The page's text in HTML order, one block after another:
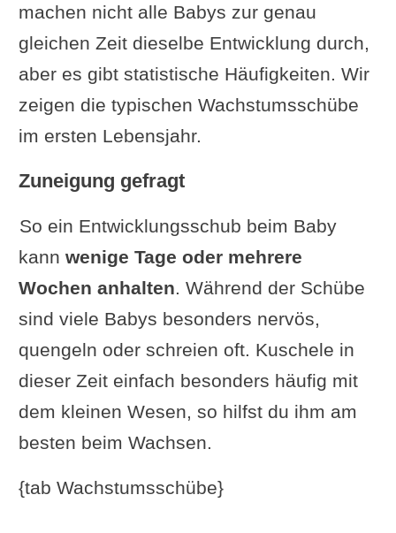
machen nicht alle Babys zur genau
gleichen Zeit dieselbe Entwicklung durch,
aber es gibt statistische Häufigkeiten. Wir
zeigen die typischen Wachstumsschübe
im ersten Lebensjahr.
Zuneigung gefragt
So ein Entwicklungsschub beim Baby
kann wenige Tage oder mehrere
Wochen anhalten. Während der Schübe
sind viele Babys besonders nervös,
quengeln oder schreien oft. Kuschele in
dieser Zeit einfach besonders häufig mit
dem kleinen Wesen, so hilfst du ihm am
besten beim Wachsen.
{tab Wachstumsschübe}